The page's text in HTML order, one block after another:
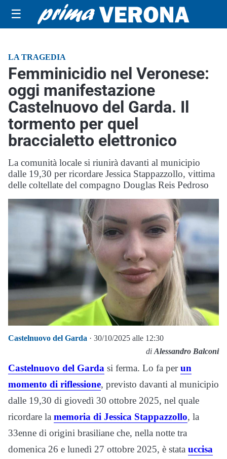
☰
LA TRAGEDIA
Femminicidio nel Veronese:
oggi manifestazione
Castelnuovo del Garda. Il
tormento per quel
braccialetto elettronico
La comunità locale si riunirà davanti al municipio
dalle 19,30 per ricordare Jessica Stappazzollo, vittima
delle coltellate del compagno Douglas Reis Pedroso
Castelnuovo del Garda · 30/10/2025 alle 12:30
di Alessandro Balconi
Castelnuovo del Garda si ferma. Lo fa perun
momento di riflessione, previsto davanti al municipio
dalle 19,30 di giovedì 30 ottobre 2025, nel quale
ricordare la memoria di Jessica Stappazzollo, la
33enne di origini brasiliane che, nella notte tra
domenica 26 e lunedì 27 ottobre 2025, è stata uccisa